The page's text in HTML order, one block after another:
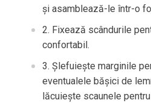
și asamblează-le într-o
Fixează scândurile
confortabil.
Șlefuiește marginile
eventualele bășici de
lăcuiește scaunele